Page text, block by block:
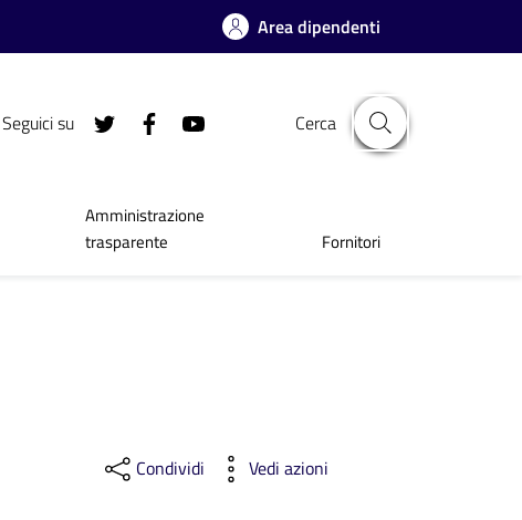
Area dipendenti
Seguici su Cerca
Amministrazione
trasparente
Fornitori
Condividi Vedi azioni